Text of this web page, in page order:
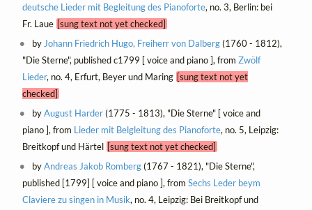
deutsche Lieder mit Begleitung des Pianoforte, no. 3, Berlin: bei
Fr. Laue [sung text not yet checked]
by Johann Friedrich Hugo, Freiherr von Dalberg(1760 - 1812),
"Die Sterne", published c1799 [ voice and piano ], from Zwölf
Lieder, no. 4, Erfurt, Beyer und Maring [sung text not yet
checked]
byAugust Harder(1775 - 1813), "Die Sterne" [ voice and
piano ], from Lieder mit Belgleitung des Pianoforte, no. 5, Leipzig:
Breitkopf und Härtel [sung text not yet checked]
byAndreas Jakob Romberg(1767 - 1821), "Die Sterne",
published [1799] [ voice and piano ], from Sechs Leder beym
Claviere zu singen in Musik, no. 4, Leipzig: Bei Breitkopf und